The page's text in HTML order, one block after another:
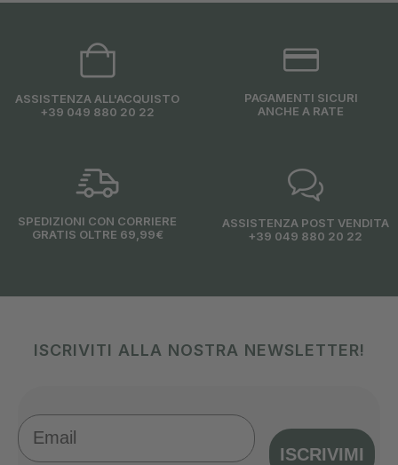
ASSISTENZA ALL'ACQUISTO
+39 049 880 20 22
PAGAMENTI SICURI
ANCHE A RATE
SPEDIZIONI CON CORRIERE
GRATIS OLTRE 69,99€
ASSISTENZA POST VENDITA
+39 049 880 20 22
ISCRIVITI ALLA NOSTRA NEWSLETTER!
Email
ISCRIVIMI